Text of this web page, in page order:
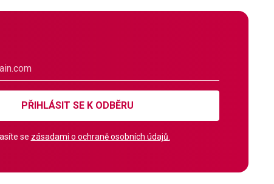
PŘIHLÁSIT SE K ODBĚRU
se zásadami o ochraně osobních údajů.